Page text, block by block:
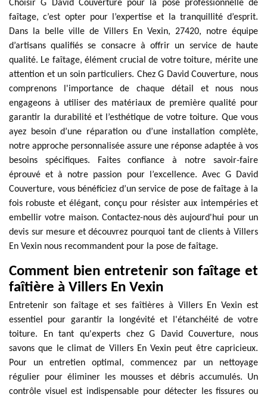
Choisir G David Couverture pour la pose professionnelle de
faîtage, c’est opter pour l’expertise et la tranquillité d’esprit.
Dans la belle ville de Villers En Vexin, 27420, notre équipe
d’artisans qualifiés se consacre à offrir un service de haute
qualité. Le faîtage, élément crucial de votre toiture, mérite une
attention et un soin particuliers. Chez G David Couverture, nous
comprenons l'importance de chaque détail et nous nous
engageons à utiliser des matériaux de première qualité pour
garantir la durabilité et l’esthétique de votre toiture. Que vous
ayez besoin d’une réparation ou d’une installation complète,
notre approche personnalisée assure une réponse adaptée à vos
besoins spécifiques. Faites confiance à notre savoir-faire
éprouvé et à notre passion pour l’excellence. Avec G David
Couverture, vous bénéficiez d’un service de pose de faîtage à la
fois robuste et élégant, conçu pour résister aux intempéries et
embellir votre maison. Contactez-nous dès aujourd'hui pour un
devis sur mesure et découvrez pourquoi tant de clients à Villers
En Vexin nous recommandent pour la pose de faîtage.
Comment bien entretenir son faîtage et
faîtière à Villers En Vexin
Entretenir son faîtage et ses faîtières à Villers En Vexin est
essentiel pour garantir la longévité et l'étanchéité de votre
toiture. En tant qu'experts chez G David Couverture, nous
savons que le climat de Villers En Vexin peut être capricieux.
Pour un entretien optimal, commencez par un nettoyage
régulier pour éliminer les mousses et débris accumulés. Un
contrôle visuel est indispensable pour détecter les fissures ou